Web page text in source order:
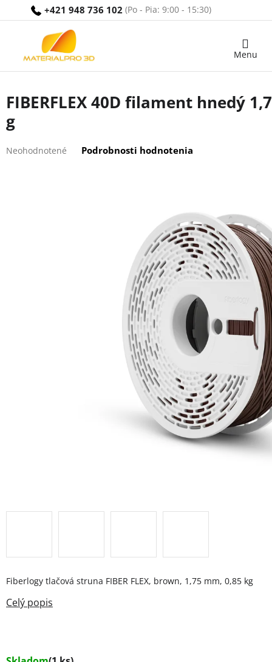
+421 948 736 102
Nákupný
FIBERFLEX 40D filament hnedý
g
hodnotenie
Neohodnotené Podrobnosti hodnotenia
Fiberlogy tlačová struna FIBER FLEX, brown, 1,75 mm, 0,85 kg